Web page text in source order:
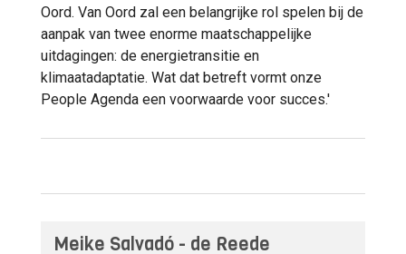
Oord. Van Oord zal een belangrijke rol spelen bij de
aanpak van twee enorme maatschappelijke
uitdagingen: de energietransitie en
klimaatadaptatie. Wat dat betreft vormt onze
People Agenda een voorwaarde voor succes.'
Meike Salvadó - de Reede